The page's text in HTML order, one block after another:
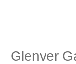
Glenver